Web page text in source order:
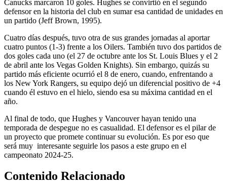
Canucks marcaron 10 goles. Hughes se convirtió en el segundo
defensor en la historia del club en sumar esa cantidad de unidades en
un partido (Jeff Brown, 1995).
Cuatro días después, tuvo otra de sus grandes jornadas al aportar
cuatro puntos (1-3) frente a los Oilers. También tuvo dos partidos de
dos goles cada uno (el 27 de octubre ante los St. Louis Blues y el 2
de abril ante los Vegas Golden Knights). Sin embargo, quizás su
partido más eficiente ocurrió el 8 de enero, cuando, enfrentando a
los New York Rangers, su equipo dejó un diferencial positivo de +4
cuando él estuvo en el hielo, siendo esa su máxima cantidad en el
año.
Al final de todo, que Hughes y Vancouver hayan tenido una
temporada de despegue no es casualidad. El defensor es el pilar de
un proyecto que promete continuar su evolución. Es por eso que
será muy interesante seguirle los pasos a este grupo en el
campeonato 2024-25.
Contenido Relacionado